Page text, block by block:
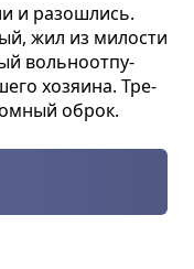
и разо­шлись.
жил из мило­сти
воль­но­от­пу­
хозя­ина. Тре­
оброк.